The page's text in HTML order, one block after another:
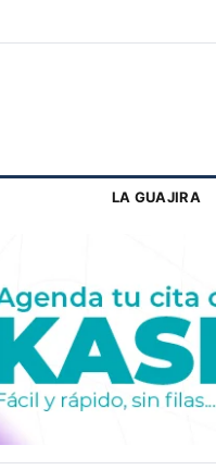
LA GUAJIRA